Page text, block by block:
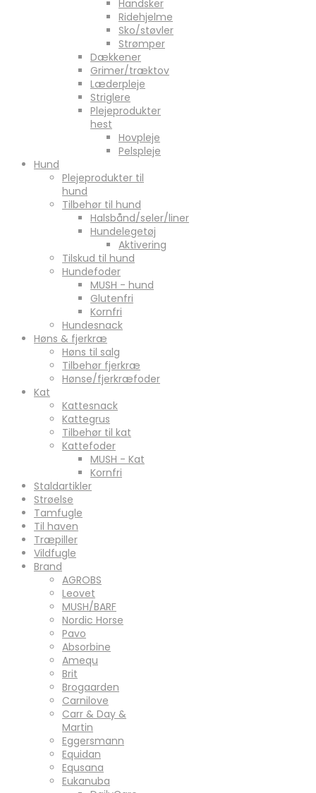
Handsker
Ridehjelme
Sko/støvler
Strømper
Dækkener
Grimer/træktov
Læderpleje
Striglere
Plejeprodukter
hest
Hovpleje
Pelspleje
Hund
Plejeprodukter til
hund
Tilbehør til hund
Halsbånd/seler/liner
Hundelegetøj
Aktivering
Tilskud til hund
Hundefoder
MUSH - hund
Glutenfri
Kornfri
Hundesnack
Høns & fjerkræ
Høns til salg
Tilbehør fjerkræ
Hønse/fjerkræfoder
Kat
Kattesnack
Kattegrus
Tilbehør til kat
Kattefoder
MUSH - Kat
Kornfri
Staldartikler
Strøelse
Tamfugle
Til haven
Træpiller
Vildfugle
Brand
AGROBS
Leovet
MUSH/BARF
Nordic Horse
Pavo
Absorbine
Amequ
Brit
Brogaarden
Carnilove
Carr & Day &
Martin
Eggersmann
Equidan
Equsana
Eukanuba